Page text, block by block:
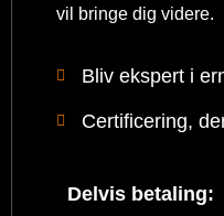
vil bringe dig videre.
Bliv ekspert i
Certificering,
Delvis betaling: